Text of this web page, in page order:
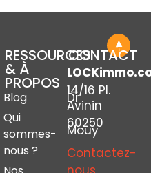
RESSOURCES
& À
PROPOS
Blog
Qui
sommes-
nous ?
CONTACT
14/16 Pl.
Dr
Avinin
60250
Mouy
Contactez-